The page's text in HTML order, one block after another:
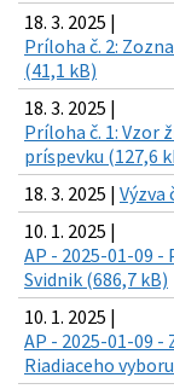
18. 3. 2025 |
Príloha č. 2:
(41,1 kB)
18. 3. 2025 |
Príloha č. 1:
príspevku (127,6
18. 3. 2025 | Výzva
10. 1. 2025 |
AP - 2025-01-09 -
Svidnik (686,7 kB)
10. 1. 2025 |
AP - 2025-01-09 -
Riadiaceho